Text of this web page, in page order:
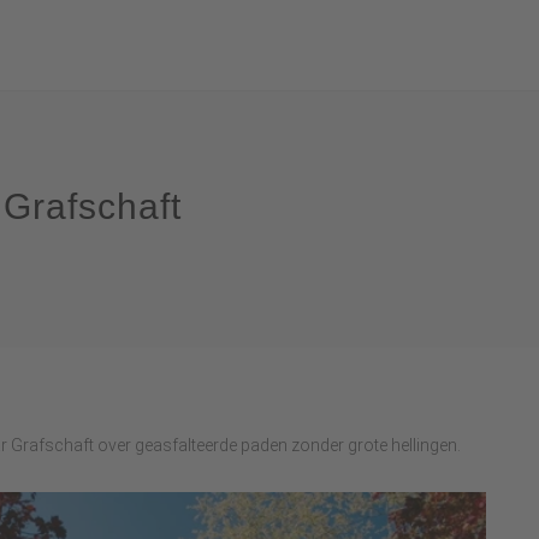
over geasfalteerde paden zonder grote hellingen.